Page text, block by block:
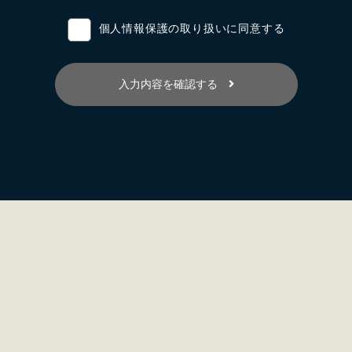
際に入手した個人情報は、正確な状態に保ち、不正アクセス、紛失・
その他の規範を遵守し、本方針の継続的改善に努めます。
個人情報保護の取り扱いに同意する
入力内容を確認する